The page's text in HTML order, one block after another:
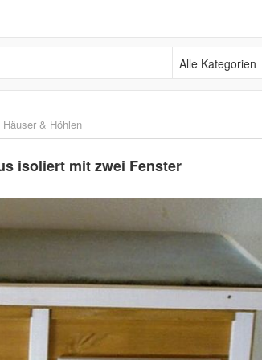
Alle Kategorien
Häuser & Höhlen
isoliert mit zwei Fenster